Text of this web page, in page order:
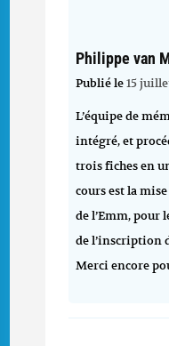
Philippe van
Publié le15
L’équipe de
intégré, et
trois fiches en
cours est la
de l’Emm, pour
de l’inscription
Merci encore